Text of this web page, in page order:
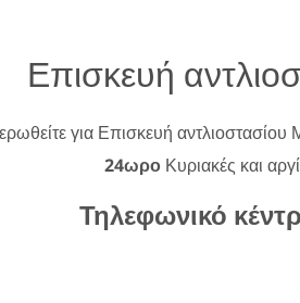
Επισκευή
για Επισκευή αντλιοστασίου
24ωρο Κυριακές και
Τηλεφωνικό